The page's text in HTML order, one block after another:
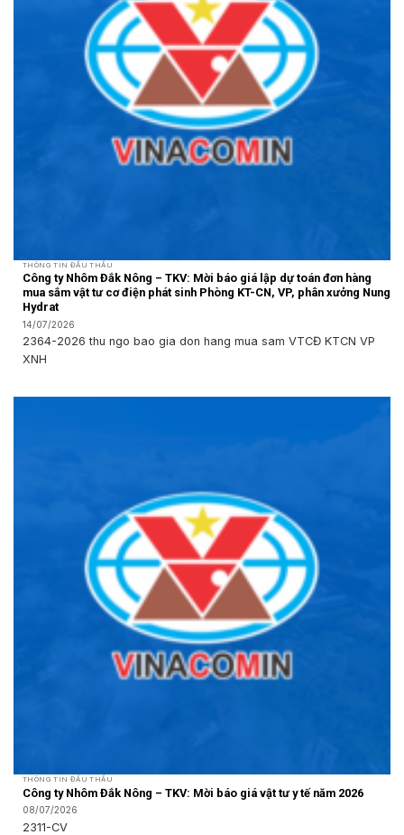
THÔNG TIN ĐẤU THẦU
Công ty Nhôm Đắk Nông – TKV: Mời báo giá lập dự toán đơn hàng
mua sắm vật tư cơ điện phát sinh Phòng KT-CN, VP, phân xưởng Nung
Hydrat
14/07/2026
2364-2026 thu ngo bao gia don hang mua sam VTCĐ KTCN VP
XNH
THÔNG TIN ĐẤU THẦU
Công ty Nhôm Đắk Nông – TKV: Mời báo giá vật tư y tế năm 2026
08/07/2026
2311-CV